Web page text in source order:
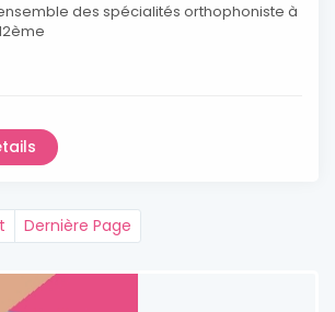
des spécialités orthophoniste à
Dernière Page